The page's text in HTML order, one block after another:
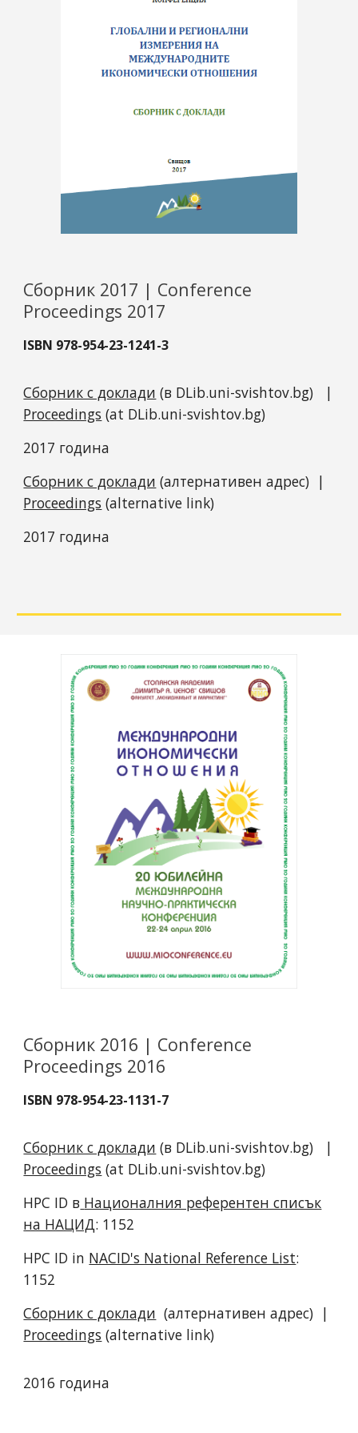
Сборник 2017 | Conference
Proceedings 2017
ISBN 978-954-23-1241-3
Сборник с доклади (в DLib.uni-svishtov.bg)
|
Proceedings (at DLib.uni-svishtov.bg)
2017 година
Сборник с доклади (алтернативен адрес) |
Proceedings (alternative link)
2017 година
Сборник 2016 | Conference
Proceedings 2016
ISBN 978-954-23-1131-7
Сборник с доклади (в DLib.uni-svishtov.bg) |
Proceedings (at DLib.uni-svishtov.bg)
HPC ID в Националния референтен списък
на НАЦИД: 1152
HPC ID in NACID's National Reference List:
1152
Сборник с доклади (алтернативен адрес) |
Proceedings (alternative link)
2016 година